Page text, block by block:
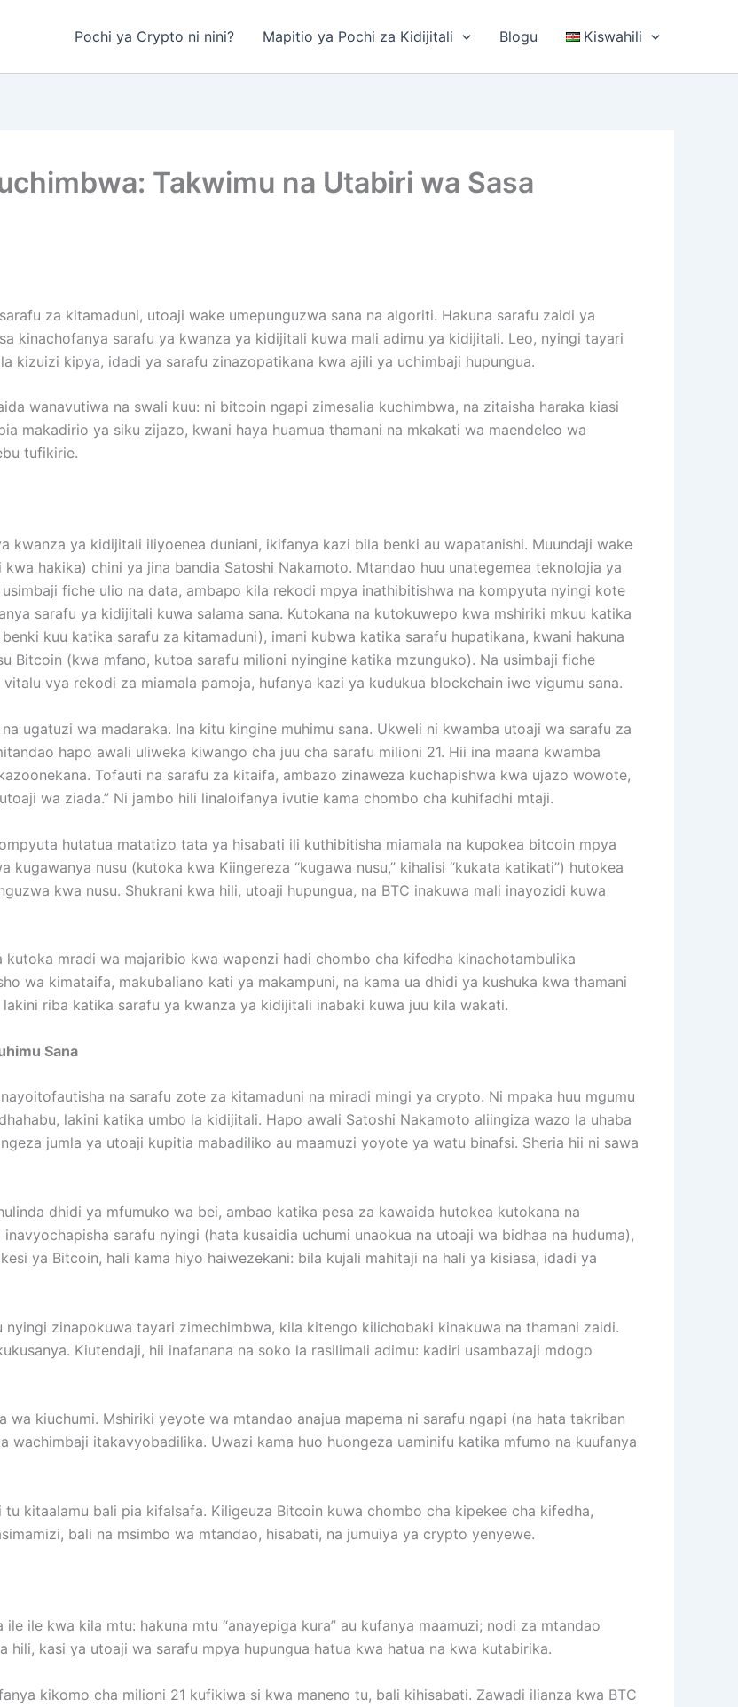
Pochi ya Crypto ni nini? Mapitio ya Pochi za Kidijitali Blogu Kiswahili
Takwimu na Utabiri wa Sasa
za kitamaduni, utoaji wake umepunguzwa sana na algoriti. Hakuna sarafu zaidi ya
kinachofanya sarafu ya kwanza ya kidijitali kuwa mali adimu ya kidijitali. Leo, nyingi tayari
kizuizi kipya, idadi ya sarafu zinazopatikana kwa ajili ya uchimbaji hupungua.
wanavutiwa na swali kuu: ni bitcoin ngapi zimesalia kuchimbwa, na zitaisha haraka kiasi
makadirio ya siku zijazo, kwani haya huamua thamani na mkakati wa maendeleo wa
tufikirie.
kwanza ya kidijitali iliyoenea duniani, ikifanya kazi bila benki au wapatanishi. Muundaji wake
hakika) chini ya jina bandia Satoshi Nakamoto. Mtandao huu unategemea teknolojia ya
fiche ulio na data, ambapo kila rekodi mpya inathibitishwa na kompyuta nyingi kote
sarafu ya kidijitali kuwa salama sana. Kutokana na kutokuwepo kwa mshiriki mkuu katika
kuu katika sarafu za kitamaduni), imani kubwa katika sarafu hupatikana, kwani hakuna
Bitcoin (kwa mfano, kutoa sarafu milioni nyingine katika mzunguko). Na usimbaji fiche
vya rekodi za miamala pamoja, hufanya kazi ya kudukua blockchain iwe vigumu sana.
ugatuzi wa madaraka. Ina kitu kingine muhimu sana. Ukweli ni kwamba utoaji wa sarafu za
hapo awali uliweka kiwango cha juu cha sarafu milioni 21. Hii ina maana kwamba
Tofauti na sarafu za kitaifa, ambazo zinaweza kuchapishwa kwa ujazo wowote,
wa ziada.” Ni jambo hili linaloifanya ivutie kama chombo cha kuhifadhi mtaji.
hutatua matatizo tata ya hisabati ili kuthibitisha miamala na kupokea bitcoin mpya
nusu (kutoka kwa Kiingereza “kugawa nusu,” kihalisi “kukata katikati”) hutokea
kwa nusu. Shukrani kwa hili, utoaji hupungua, na BTC inakuwa mali inayozidi kuwa
mradi wa majaribio kwa wapenzi hadi chombo cha kifedha kinachotambulika
wa kimataifa, makubaliano kati ya makampuni, na kama ua dhidi ya kushuka kwa thamani
riba katika sarafu ya kwanza ya kidijitali inabaki kuwa juu kila wakati.
Sana
na sarafu zote za kitamaduni na miradi mingi ya crypto. Ni mpaka huu mgumu
lakini katika umbo la kidijitali. Hapo awali Satoshi Nakamoto aliingiza wazo la uhaba
jumla ya utoaji kupitia mabadiliko au maamuzi yoyote ya watu binafsi. Sheria hii ni sawa
dhidi ya mfumuko wa bei, ambao katika pesa za kawaida hutokea kutokana na
sarafu nyingi (hata kusaidia uchumi unaokua na utoaji wa bidhaa na huduma),
ya Bitcoin, hali kama hiyo haiwezekani: bila kujali mahitaji na hali ya kisiasa, idadi ya
nyingi zinapokuwa tayari zimechimbwa, kila kitengo kilichobaki kinakuwa na thamani zaidi.
Kiutendaji, hii inafanana na soko la rasilimali adimu: kadiri usambazaji mdogo
kiuchumi. Mshiriki yeyote wa mtandao anajua mapema ni sarafu ngapi (na hata takriban
wachimbaji itakavyobadilika. Uwazi kama huo huongeza uaminifu katika mfumo na kuufanya
kitaalamu bali pia kifalsafa. Kiligeuza Bitcoin kuwa chombo cha kipekee cha kifedha,
bali na msimbo wa mtandao, hisabati, na jumuiya ya crypto yenyewe.
ile kwa kila mtu: hakuna mtu “anayepiga kura” au kufanya maamuzi; nodi za mtandao
hili, kasi ya utoaji wa sarafu mpya hupungua hatua kwa hatua na kwa kutabirika.
kikomo cha milioni 21 kufikiwa si kwa maneno tu, bali kihisabati. Zawadi ilianza kwa BTC